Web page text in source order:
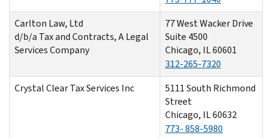
Carlton Law, Ltd
d/b/a Tax and Contracts, A Legal
Services Company
77 West Wacker Drive
Suite 4500
Chicago, IL 60601
312-265-7320
Crystal Clear Tax Services Inc
5111 South Richmond
Street
Chicago, IL 60632
773- 858-5980